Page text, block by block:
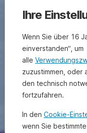
Ihre
Wenn Sie über 16
einverstanden“, um
alle
zuzustimmen, oder
den technisch
fortzufahren.
In den Cookie-
wenn Sie